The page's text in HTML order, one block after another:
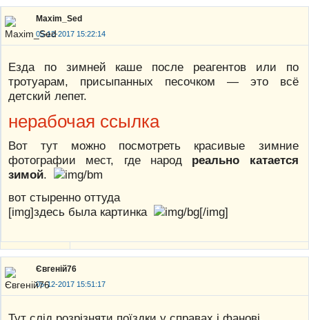
Maxim_Sed
05-12-2017 15:22:14
Езда по зимней каше после реагентов или по
тротуарам, присыпанных песочком — это всё
детский лепет.
нерабочая ссылка
Вот тут можно посмотреть красивые зимние
фотографии мест, где народ реально катается
зимой.
вот стыренно оттуда
[img]здесь была картинка
[/img]
Євгеній76
05-12-2017 15:51:17